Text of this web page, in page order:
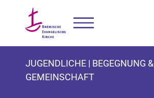
JUGENDLICHE | BEGEGNUNG &
GEMEINSCHAFT